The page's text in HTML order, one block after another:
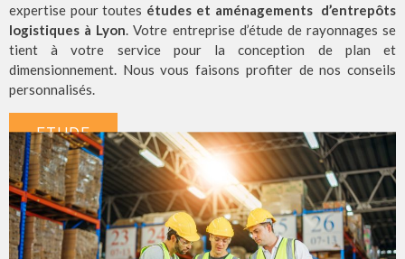
expertise pour toutes études et aménagements d’entrepôts
logistiques à Lyon. Votre entreprise d’étude de rayonnages se
tient à votre service pour la conception de plan et
dimensionnement. Nous vous faisons profiter de nos conseils
personnalisés.
ETUDE